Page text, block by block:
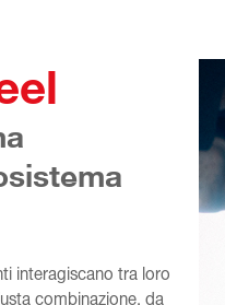
interagiscano tra loro
combinazione, da